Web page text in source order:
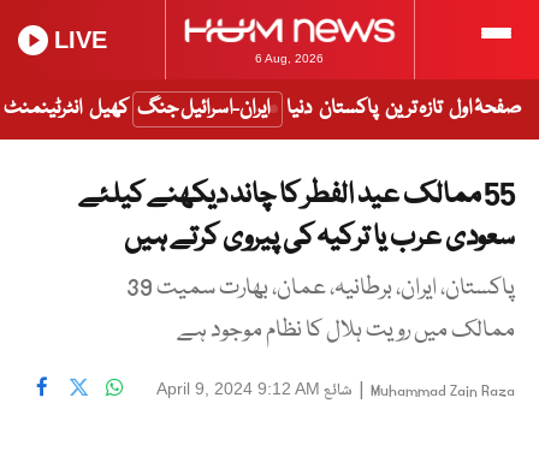
6 Aug, 2026
LIVE
صفحۂ اول تازہ ترین پاکستان دنیا ایران-اسرائیل جنگ کھیل انٹرٹینمنٹ
55 ممالک عید الفطر کا چاند دیکھنے کیلئے
سعودی عرب یا ترکیہ کی پیروی کرتے ہیں
پاکستان، ایران، برطانیہ، عمان، بھارت سمیت 39
ممالک میں رویت ہلال کا نظام موجود ہے
Muhammad Zain Raza
| شائع April 9, 2024 9:12 AM